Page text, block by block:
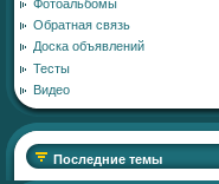
Фотоальбомы
Обратная связь
Доска объявлений
Тесты
Видео
Последние темы